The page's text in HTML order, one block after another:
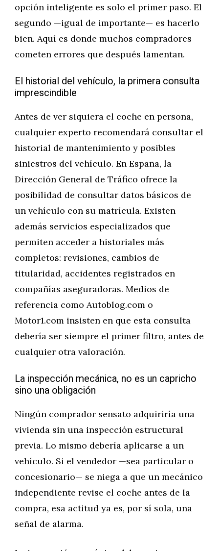
opción inteligente es solo el primer paso. El
segundo —igual de importante— es hacerlo
bien. Aquí es donde muchos compradores
cometen errores que después lamentan.
El historial del vehículo, la primera consulta
imprescindible
Antes de ver siquiera el coche en persona,
cualquier experto recomendará consultar el
historial de mantenimiento y posibles
siniestros del vehículo. En España, la
Dirección General de Tráfico ofrece la
posibilidad de consultar datos básicos de
un vehículo con su matrícula. Existen
además servicios especializados que
permiten acceder a historiales más
completos: revisiones, cambios de
titularidad, accidentes registrados en
compañías aseguradoras. Medios de
referencia como Autoblog.com o
Motor1.com insisten en que esta consulta
debería ser siempre el primer filtro, antes de
cualquier otra valoración.
La inspección mecánica, no es un capricho
sino una obligación
Ningún comprador sensato adquiriría una
vivienda sin una inspección estructural
previa. Lo mismo debería aplicarse a un
vehículo. Si el vendedor —sea particular o
concesionario— se niega a que un mecánico
independiente revise el coche antes de la
compra, esa actitud ya es, por sí sola, una
señal de alarma.